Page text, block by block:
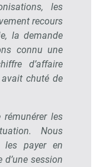
les
recours
la demande
connu une
d’affaire
chuté de
les
Nous
les payer en
session